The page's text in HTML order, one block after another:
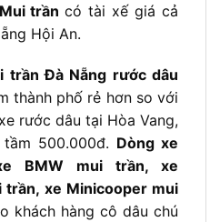
trầncó tài xế giá cả
Hội An.
trần Đà Nẵng rước dâu
thành phố rẻ hơn so với
rước dâu tại Hòa Vang,
500.000đ. Dòng xe
BMW mui trần, xe
trần, xe Minicooper mui
khách hàng cô dâu chú